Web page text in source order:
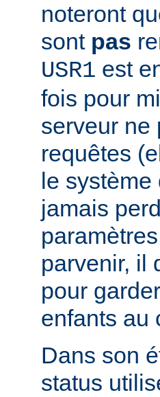
noteront
sont pas
USR1 est
fois pour
serveur ne
requêtes
le
jamais
parvenir, il
pour
enfants au
Dans son
status